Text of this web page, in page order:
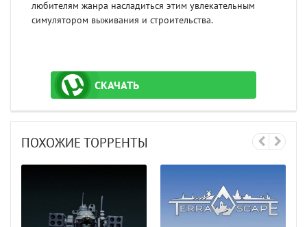
любителям жанра насладиться этим увлекательным
симулятором выживания и строительства.
СКАЧАТЬ
ТОРРЕНТ
ПОХОЖИЕ ТОРРЕНТЫ